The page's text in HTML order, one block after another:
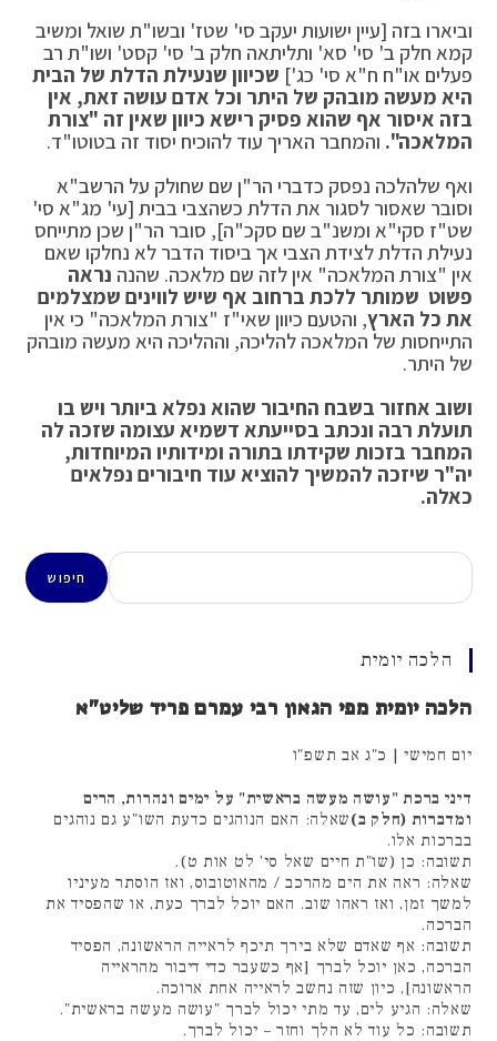
וביארו בזה [עיין ישועות יעקב סי' שטז' ובשו"ת שואל ומשיב
קמא חלק ב' סי' סא' ותליתאה חלק ב' סי' קסט' ושו"ת רב
פעלים או"ח ח"א סי' כג'] שכיוון שנעילת הדלת של הבית
היא מעשה מובהק של היתר וכל אדם עושה זאת, אין
בזה איסור אף שהוא פסיק רישא כיוון שאין זה "צורת
המלאכה". והמחבר האריך עוד להוכיח יסוד זה בטוטו"ד.
ואף שלהלכה נפסק כדברי הר"ן שם שחולק על הרשב"א
וסובר שאסור לסגור את הדלת כשהצבי בבית [עי' מג"א סי'
שט"ז סקי"א ומשנ"ב שם סקכ"ה], סובר הר"ן שכן מתייחס
נעילת הדלת לצידת הצבי אך ביסוד הדבר לא נחלקו שאם
אין "צורת המלאכה" אין לזה שם מלאכה. שהנה נראה
פשוט שמותר ללכת ברחוב אף שיש לווינים שמצלמים
את כל הארץ, והטעם כיוון שאי"ז "צורת המלאכה" כי אין
התייחסות של המלאכה להליכה, וההליכה היא מעשה מובהק
של היתר.
ושוב אחזור בשבח החיבור שהוא נפלא ביותר ויש בו
תועלת רבה ונכתב בסייעתא דשמיא עצומה שזכה לה
המחבר בזכות שקידתו בתורה ומידותיו המיוחדות,
יה"ר שיזכה להמשיך להוציא עוד חיבורים נפלאים
כאלה.
חיפוש
חיפוש
הלכה יומית
הלכה יומית מפי הגאון רבי עמרם פריד שליט"א
יום חמישי | כ"ג אב תשפ"ו
דיני ברכת "עושה מעשה בראשית" על ימים ונהרות, הרים
ומדברות (חלק ב)שאלה: האם הנוהגים כדעת השו"ע גם נוהגים
בברכות אלו.
תשובה: כן (שו"ת חיים שאל סי' לט אות ט).
שאלה: ראה את הים מהרכב / מהאוטובוס, ואז הוסתר מעיניו
למשך זמן, ואז ראהו שוב. האם יוכל לברך כעת, או שהפסיד את
הברכה.
תשובה: אף שאדם שלא בירך תיכף לראייה הראשונה, הפסיד
הברכה, כאן יוכל לברך [אף כשעבר כדי דיבור מהראייה
הראשונה], כיון שזה נחשב לראייה אחת ארוכה.
שאלה: הגיע לים, עד מתי יכול לברך "עושה מעשה בראשית".
תשובה: כל עוד לא הלך וחזר – יכול לברך.